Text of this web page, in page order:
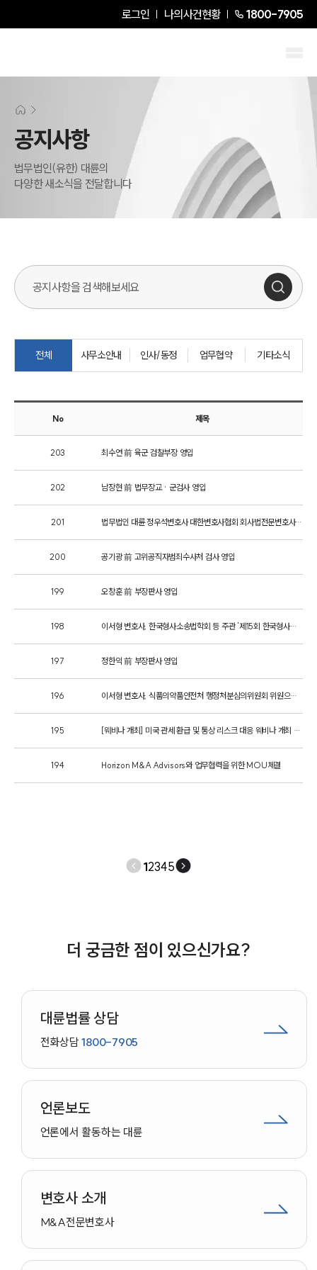
로그인 나의사건현황 1800-7905
센터소개
센터소개
글로벌 파트너 로펌
통합검색
AI대륜
업무사례
주요 업무사례
사례분석/최신동향
법률정보
법률지식인
고객후기
업무분야
M&A센터 업무
전체
구성원 소개
M&A전문변호사
법률서식
대륜법률상담예약
공지사항
법무법인(유한) 대륜의
다양한 새소식을 전달합니다
검색어를 입력해주세요.
전체 사무소안내 인사/동정 업무협약 기타소식
No 제목
203 최수연 前 육군 검찰부장 영입
202 남장현 前 법무장교 · 군검사 영입
201 법무법인 대륜 정우석변호사 대한변호사협회 회사법전문변호사 등록
200 공기광 前 고위공직자범죄수사처 검사 영입
199 오창훈 前 부장판사 영입
198 이서형 변호사, 한국형사소송법학회 등 주관 '제15회 한국형사학대회'서 발표
197 정한익 前 부장판사 영입
196 이서형 변호사, 식품의약품안전처 행정처분심의위원회 위원으로 위촉
195 [웨비나 개최] 미국 관세 환급 및 통상 리스크 대응 웨비나 개최 안내
194 Horizon M&A Advisors와 업무협력을 위한 MOU체결
12345
더 궁금한 점이 있으신가요?
대륜법률 상담
전화상담1800-7905
언론보도
언론에서 활동하는 대륜
변호사 소개
M&A전문변호사